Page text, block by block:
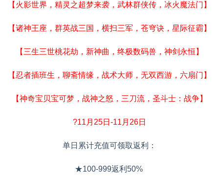
【火影世界，精灵之超梦来袭，武林群侠传，冰火魔法门】
【诸神王座，群英战三国，横扫三军，苍穹诀，星际征霸】
【三生三世桃花劫，新神曲，终极数码兽，神剑永恒】
【忍者插班生，聊斋情缘，战术大师，无双西游，六扇门】
【神奇宝贝宝可梦，战神之怒，三刀流，圣斗士：战争】
?11月25日-11月26日
单日累计充值可领取返利：
★100-999返利50%